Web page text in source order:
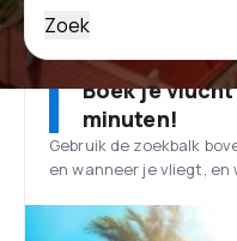
Zoek
Boek je
minuten!
Gebruik de zoekbalk
en wanneer je vliegt, en